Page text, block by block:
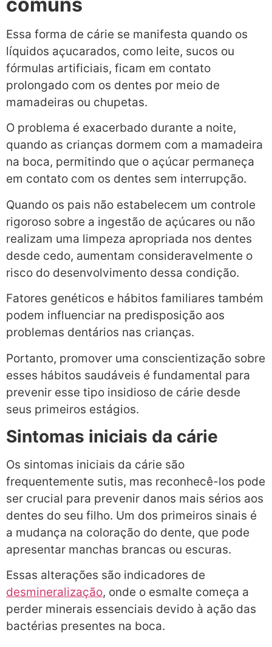
Essa forma de cárie se manifesta quando os
líquidos açucarados, como leite, sucos ou
fórmulas artificiais, ficam em contato
prolongado com os dentes por meio de
mamadeiras ou chupetas.
O problema é exacerbado durante a noite,
quando as crianças dormem com a mamadeira
na boca, permitindo que o açúcar permaneça
em contato com os dentes sem interrupção.
Quando os pais não estabelecem um controle
rigoroso sobre a ingestão de açúcares ou não
realizam uma limpeza apropriada nos dentes
desde cedo, aumentam consideravelmente o
risco do desenvolvimento dessa condição.
Fatores genéticos e hábitos familiares também
podem influenciar na predisposição aos
problemas dentários nas crianças.
Portanto, promover uma conscientização sobre
esses hábitos saudáveis é fundamental para
prevenir esse tipo insidioso de cárie desde
seus primeiros estágios.
Sintomas iniciais da cárie
Os sintomas iniciais da cárie são
frequentemente sutis, mas reconhecê-los pode
ser crucial para prevenir danos mais sérios aos
dentes do seu filho. Um dos primeiros sinais é
a mudança na coloração do dente, que pode
apresentar manchas brancas ou escuras.
Essas alterações são indicadores de
desmineralização, onde o esmalte começa a
perder minerais essenciais devido à ação das
bactérias presentes na boca.